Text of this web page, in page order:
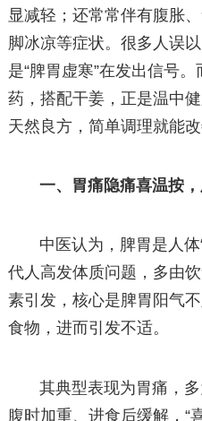
显减轻；还常常伴有腹胀
脚冰凉等症状。很多人误
是“脾胃虚寒”在发出信号
药，搭配干姜，正是温中
天然良方，简单调理就能改
一、胃痛隐痛喜温按
中医认为，脾胃是人
代人高发体质问题，多由
素引发，核心是脾胃阳气
食物，进而引发不适。
其典型表现为胃痛，
腹时加重、进食后缓解，